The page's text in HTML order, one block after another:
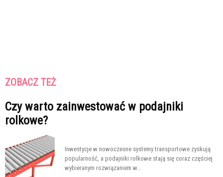
ZOBACZ TEŻ
Czy warto zainwestować w podajniki
rolkowe?
Inwestycje w nowoczesne systemy transportowe zyskują
popularność, a podajniki rolkowe stają się coraz częściej
wybieranym rozwiązaniem w...